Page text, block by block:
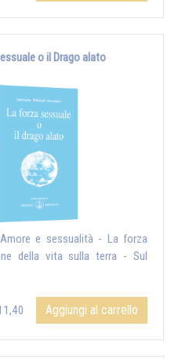
o il Drago alato
e sessualità - La forza
della vita sulla terra - Sul
Aggiungi al carrello